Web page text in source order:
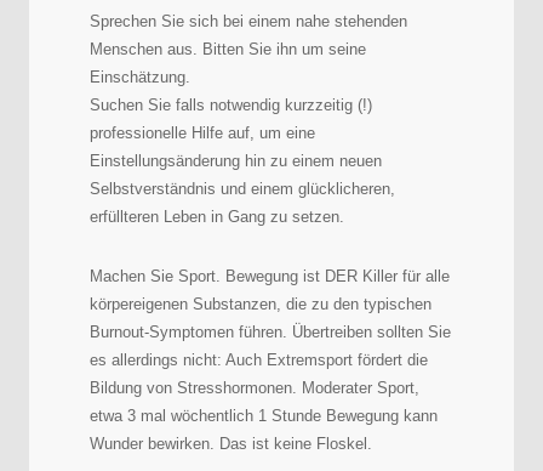
Sprechen Sie sich bei einem nahe stehenden
Menschen aus. Bitten Sie ihn um seine
Einschätzung.
Suchen Sie falls notwendig kurzzeitig (!)
professionelle Hilfe auf, um eine
Einstellungsänderung hin zu einem neuen
Selbstverständnis und einem glücklicheren,
erfüllteren Leben in Gang zu setzen.
Machen Sie Sport. Bewegung ist DER Killer für alle
körpereigenen Substanzen, die zu den typischen
Burnout-Symptomen führen. Übertreiben sollten Sie
es allerdings nicht: Auch Extremsport fördert die
Bildung von Stresshormonen. Moderater Sport,
etwa 3 mal wöchentlich 1 Stunde Bewegung kann
Wunder bewirken. Das ist keine Floskel.